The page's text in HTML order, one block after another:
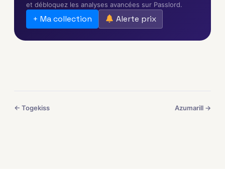
et débloquez les analyses avancées sur Passlord.
+ Ma collection Alerte prix
← Togekiss Azumarill →